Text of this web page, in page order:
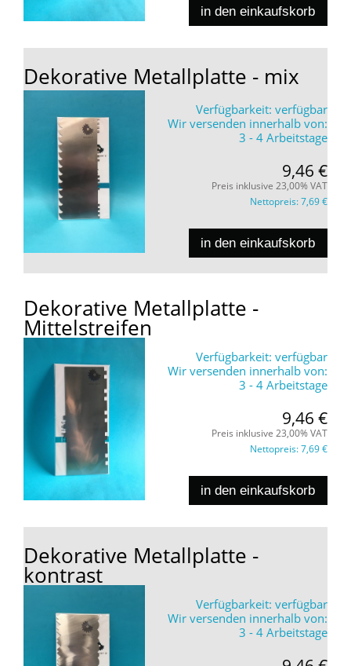
in den einkaufskorb
Dekorative Metallplatte - mix
Verfügbarkeit: verfügbar
Wir versenden innerhalb von:
3 - 4 Arbeitstage
9,46 €
Preis inklusive 23,00% VAT
Nettopreis:7,69 €
in den einkaufskorb
Dekorative Metallplatte -
Mittelstreifen
Verfügbarkeit: verfügbar
Wir versenden innerhalb von:
3 - 4 Arbeitstage
9,46 €
Preis inklusive 23,00% VAT
Nettopreis:7,69 €
in den einkaufskorb
Dekorative Metallplatte -
kontrast
Verfügbarkeit: verfügbar
Wir versenden innerhalb von:
3 - 4 Arbeitstage